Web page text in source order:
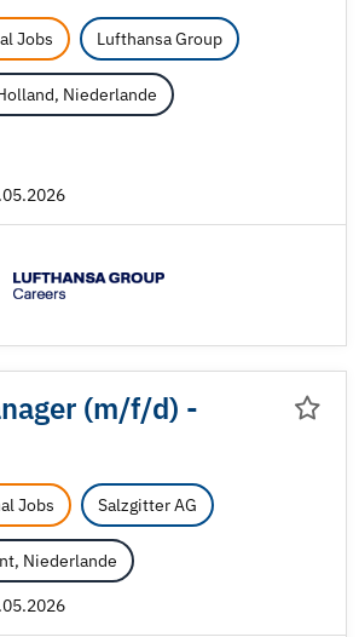
Jobs Lufthansa Group
Niederlande
(m/f/d) -
Jobs Salzgitter AG
Niederlande